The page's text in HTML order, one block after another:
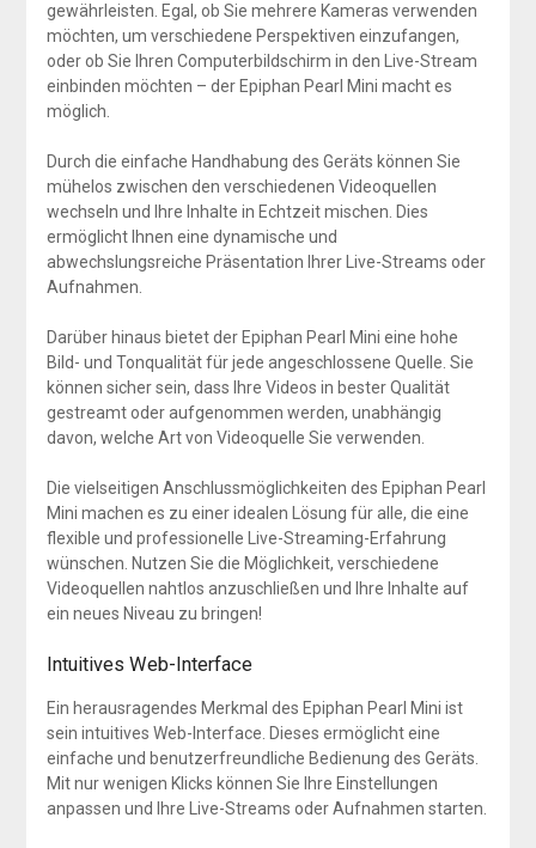
gewährleisten. Egal, ob Sie mehrere Kameras verwenden
möchten, um verschiedene Perspektiven einzufangen,
oder ob Sie Ihren Computerbildschirm in den Live-Stream
einbinden möchten – der Epiphan Pearl Mini macht es
möglich.
Durch die einfache Handhabung des Geräts können Sie
mühelos zwischen den verschiedenen Videoquellen
wechseln und Ihre Inhalte in Echtzeit mischen. Dies
ermöglicht Ihnen eine dynamische und
abwechslungsreiche Präsentation Ihrer Live-Streams oder
Aufnahmen.
Darüber hinaus bietet der Epiphan Pearl Mini eine hohe
Bild- und Tonqualität für jede angeschlossene Quelle. Sie
können sicher sein, dass Ihre Videos in bester Qualität
gestreamt oder aufgenommen werden, unabhängig
davon, welche Art von Videoquelle Sie verwenden.
Die vielseitigen Anschlussmöglichkeiten des Epiphan Pearl
Mini machen es zu einer idealen Lösung für alle, die eine
flexible und professionelle Live-Streaming-Erfahrung
wünschen. Nutzen Sie die Möglichkeit, verschiedene
Videoquellen nahtlos anzuschließen und Ihre Inhalte auf
ein neues Niveau zu bringen!
Intuitives Web-Interface
Ein herausragendes Merkmal des Epiphan Pearl Mini ist
sein intuitives Web-Interface. Dieses ermöglicht eine
einfache und benutzerfreundliche Bedienung des Geräts.
Mit nur wenigen Klicks können Sie Ihre Einstellungen
anpassen und Ihre Live-Streams oder Aufnahmen starten.